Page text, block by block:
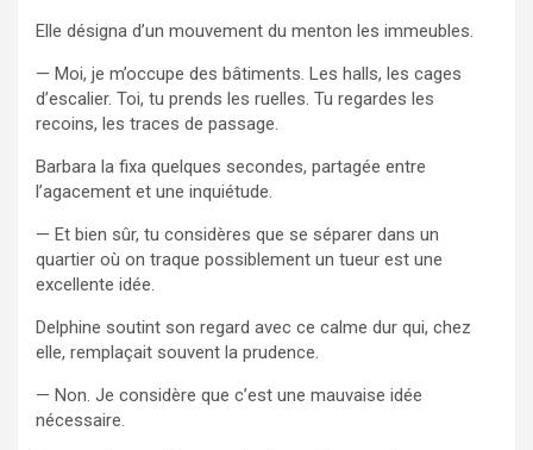
Elle désigna d’un mouvement du menton les immeubles.
— Moi, je m’occupe des bâtiments. Les halls, les cages
d’escalier. Toi, tu prends les ruelles. Tu regardes les
recoins, les traces de passage.
Barbara la fixa quelques secondes, partagée entre
l’agacement et une inquiétude.
— Et bien sûr, tu considères que se séparer dans un
quartier où on traque possiblement un tueur est une
excellente idée.
Delphine soutint son regard avec ce calme dur qui, chez
elle, remplaçait souvent la prudence.
— Non. Je considère que c’est une mauvaise idée
nécessaire.